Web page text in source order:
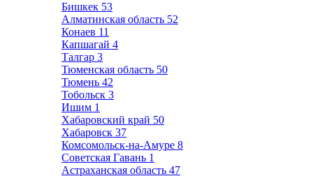
Бишкек 53
Алматинская область 52
Конаев 11
Капшагай 4
Талгар 3
Тюменская область 50
Тюмень 42
Тобольск 3
Ишим 1
Хабаровский край 50
Хабаровск 37
Комсомольск-на-Амуре 8
Советская Гавань 1
Астраханская область 47